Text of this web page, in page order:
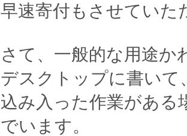
早速寄付もさせていた
さて、一般的な用途か
デスクトップに書いて
込み入った作業がある
でいます。